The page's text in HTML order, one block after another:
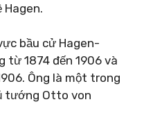
Hagen.
bầu cử Hagen-
từ 1874 đến 1906 và
Ông là một trong
tướng Otto von